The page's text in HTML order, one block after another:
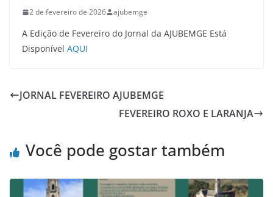
2 de fevereiro de 2026 ajubemge
A Edição de Fevereiro do Jornal da AJUBEMGE Está
Disponível AQUI
JORNAL FEVEREIRO AJUBEMGE
FEVEREIRO ROXO E LARANJA
Você pode gostar também